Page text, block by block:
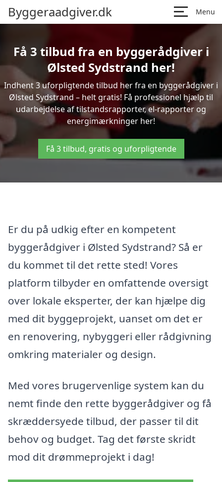
Byggeraadgiver.dk Menu
Få 3 tilbud fra en byggerådgiver i
Ølsted Sydstrand her!
Indhent 3 uforpligtende tilbud her fra en byggerådgiver i
Ølsted Sydstrand – helt gratis! Få professionel hjælp til
udarbejdelse af tilstandsrapporter, el-rapporter og
energimærkninger her!
Få 3 tilbud, gratis og uforpligtende
Er du på udkig efter en kompetent
byggerådgiver i Ølsted Sydstrand? Så er
du kommet til det rette sted! Vores
platform tilbyder en omfattende oversigt
over lokale eksperter, der kan hjælpe dig
med dit byggeprojekt, uanset om det er
en renovering, nybyggeri eller rådgivning
omkring materialer og design.
Med vores brugervenlige system kan du
nemt finde den rette byggerådgiver og få
skræddersyede tilbud, der passer til dit
behov og budget. Tag det første skridt
mod dit drømmeprojekt i dag!